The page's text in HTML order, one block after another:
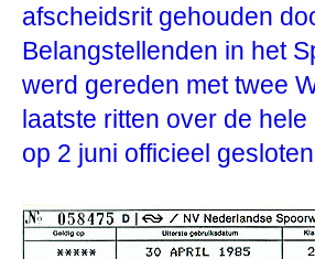
afscheidsrit gehouden
Belangstellenden in het
werd gereden met twee
laatste ritten over de
op 2 juni officieel